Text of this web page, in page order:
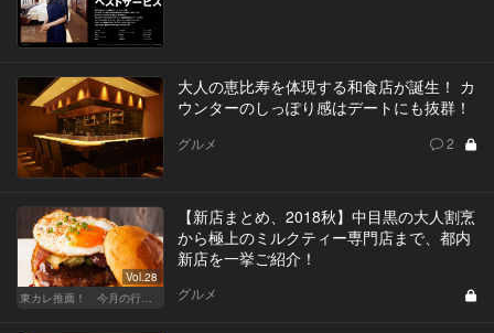
大人の恵比寿を体現する和食店が誕生！ カ
ウンターのしっぽり感はデートにも抜群！
グルメ 2
Vol.28
東カレ推薦！ 今月の行くべき店
【新店まとめ、2018秋】中目黒の大人割烹
から極上のミルクティー専門店まで、都内
新店を一挙ご紹介！
グルメ